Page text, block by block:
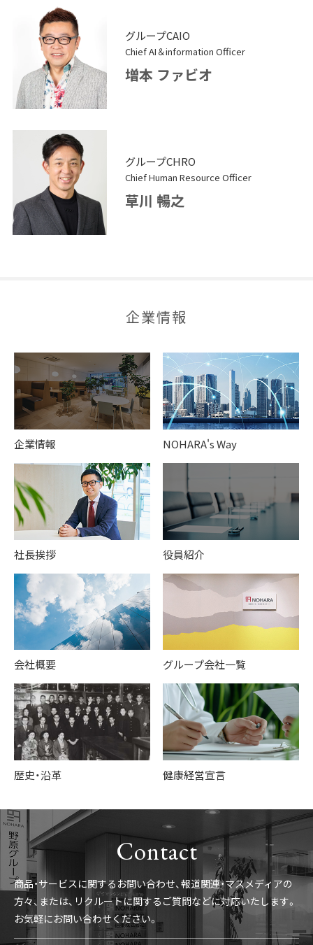
グループCAIO
Chief AI＆information Officer
増本 ファビオ
グループCHRO
Chief Human Resource Officer
草川 暢之
企業情報
企業情報 NOHARA's Way
社長挨拶 役員紹介
会社概要 グループ会社一覧
歴史・沿革 健康経営宣言
Contact
商品・サービスに関するお問い合わせ、報道関連・マスメディアの
方々、 または、リクルートに関するご質問などに対応いたします。
お気軽にお問い合わせください。